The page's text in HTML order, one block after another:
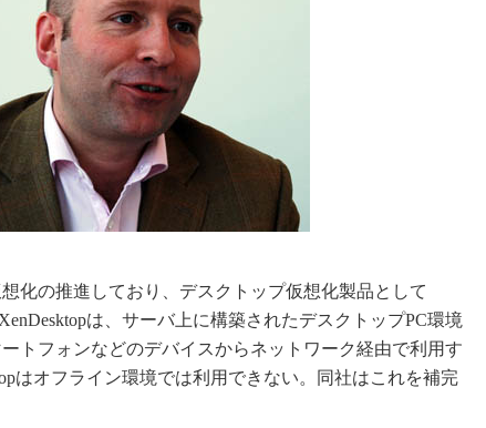
化の推進しており、デスクトップ仮想化製品として
は、サーバ上に構築されたデスクトップPC環境
トフォンなどのデバイスからネットワーク経由で利用す
はオフライン環境では利用できない。同社はこれを補完